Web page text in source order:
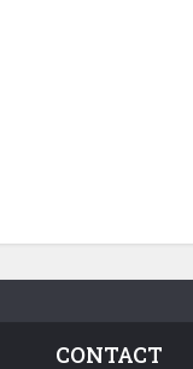
CONTACT